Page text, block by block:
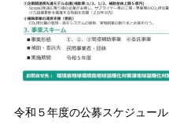
令和５年度の公募スケジュー